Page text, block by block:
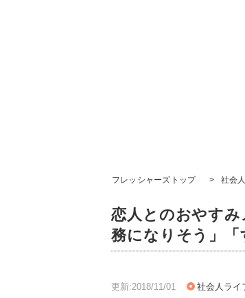
フレッシャーズトップ > 社会
恋人とのおやす
務になりそう」「
更新:2018/11/01 社会人ライ